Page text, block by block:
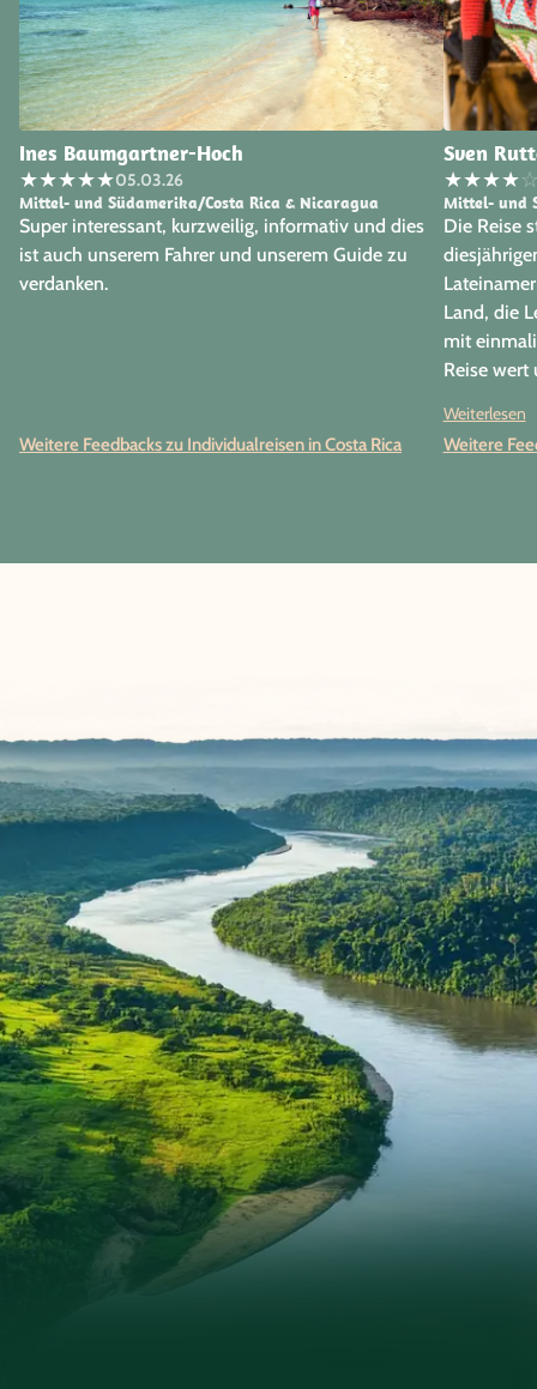
Ines Baumgartner-Hoch
★★★★★05.03.26
Mittel- und Südamerika/Costa Rica & Nicaragua
Super interessant, kurzweilig, informativ und dies
ist auch unserem Fahrer und unserem Guide zu
verdanken.
Weitere Feedbacks zu Individualreisen in Costa Rica
Sven
★★★★
Mittel- und
Die Reise
Land, die
mit
Reise wert
der Reise
Weiterlesen
Weitere